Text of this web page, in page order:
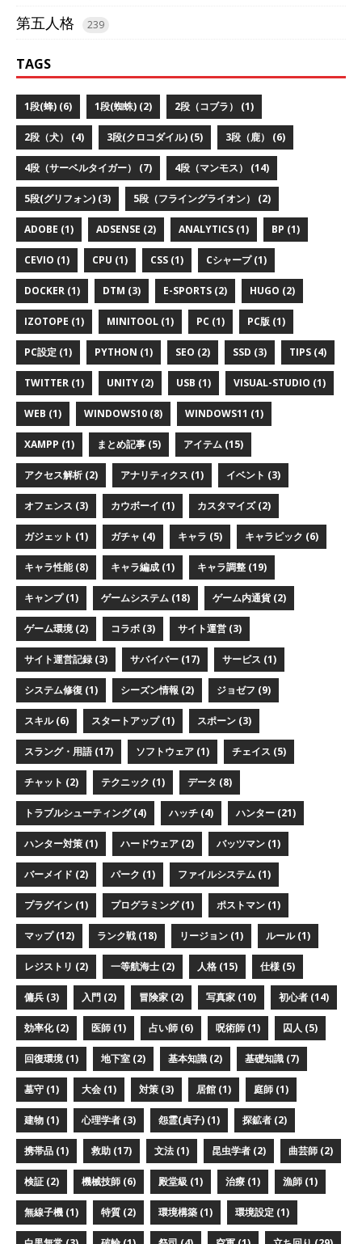
第五人格 239
TAGS
1段(蜂) (6) 1段(蜘蛛) (2) 2段（コブラ） (1)
2段（犬） (4) 3段(クロコダイル) (5) 3段（鹿） (6)
4段（サーベルタイガー） (7) 4段（マンモス） (14)
5段(グリフォン) (3) 5段（フライングライオン） (2)
ADOBE (1) ADSENSE (2) ANALYTICS (1) BP (1)
CEVIO (1) CPU (1) CSS (1) Cシャープ (1)
DOCKER (1) DTM (3) E-SPORTS (2) HUGO (2)
IZOTOPE (1) MINITOOL (1) PC (1) PC版 (1)
PC設定 (1) PYTHON (1) SEO (2) SSD (3) TIPS (4)
TWITTER (1) UNITY (2) USB (1) VISUAL-STUDIO (1)
WEB (1) WINDOWS10 (8) WINDOWS11 (1)
XAMPP (1) まとめ記事 (5) アイテム (15)
アクセス解析 (2) アナリティクス (1) イベント (3)
オフェンス (3) カウボーイ (1) カスタマイズ (2)
ガジェット (1) ガチャ (4) キャラ (5) キャラピック (6)
キャラ性能 (8) キャラ編成 (1) キャラ調整 (19)
キャンプ (1) ゲームシステム (18) ゲーム内通貨 (2)
ゲーム環境 (2) コラボ (3) サイト運営 (3)
サイト運営記録 (3) サバイバー (17) サービス (1)
システム修復 (1) シーズン情報 (2) ジョゼフ (9)
スキル (6) スタートアップ (1) スポーン (3)
スラング・用語 (17) ソフトウェア (1) チェイス (5)
チャット (2) テクニック (1) データ (8)
トラブルシューティング (4) ハッチ (4) ハンター (21)
ハンター対策 (1) ハードウェア (2) バッツマン (1)
バーメイド (2) パーク (1) ファイルシステム (1)
プラグイン (1) プログラミング (1) ポストマン (1)
マップ (12) ランク戦 (18) リージョン (1) ルール (1)
レジストリ (2) 一等航海士 (2) 人格 (15) 仕様 (5)
傭兵 (3) 入門 (2) 冒険家 (2) 写真家 (10) 初心者 (14)
効率化 (2) 医師 (1) 占い師 (6) 呪術師 (1) 囚人 (5)
回復環境 (1) 地下室 (2) 基本知識 (2) 基礎知識 (7)
墓守 (1) 大会 (1) 対策 (3) 居館 (1) 庭師 (1)
建物 (1) 心理学者 (3) 怨霊(貞子) (1) 探鉱者 (2)
携帯品 (1) 救助 (17) 文法 (1) 昆虫学者 (2) 曲芸師 (2)
検証 (2) 機械技師 (6) 殿堂級 (1) 治療 (1) 漁師 (1)
無線子機 (1) 特質 (2) 環境構築 (1) 環境設定 (1)